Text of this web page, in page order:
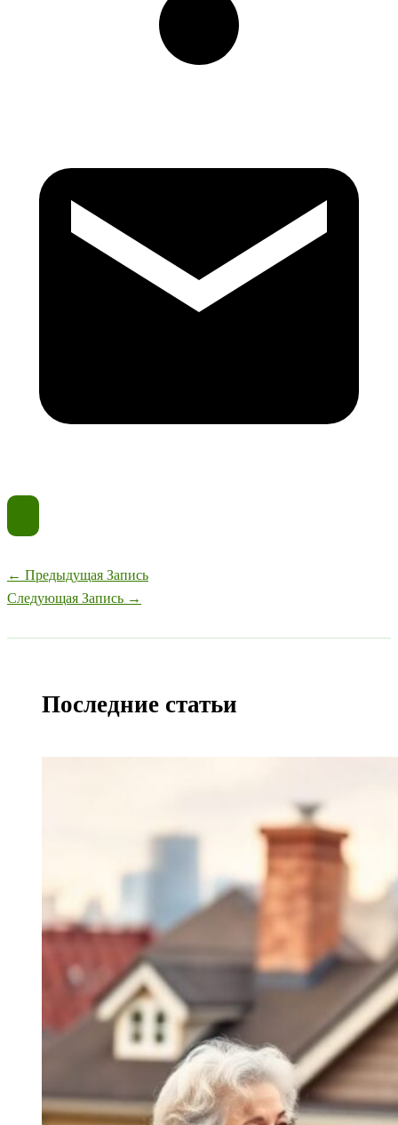
← Предыдущая Запись
Следующая Запись →
Последние статьи